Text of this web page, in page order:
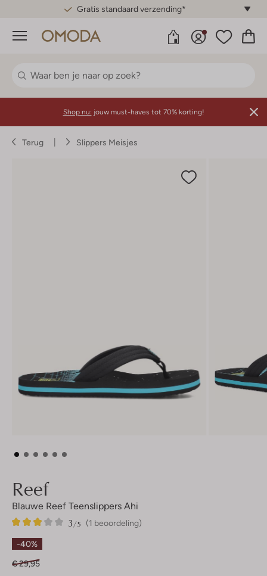
Gratis standaard verzending*
Menu
Shop nu: jouw must-haves tot 70% korting!
Terug Slippers Meisjes
Reef
Blauwe Reef Teenslippers Ahi
(1 beoordeling)
3/5
1
3
Sterren
-40%
€ 29,95